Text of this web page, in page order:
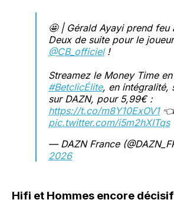
🤩 | Gérald Ayayi prend feu
Deux de suite pour le
@CB_officiel!
Streamez le Money Time en
#BetclicÉlite, en intégralité,
sur DAZN, pour 5,99€ :
https://t.co/m8Y10ExOV1👈
pic.twitter.com/i5m2hXITqs
— DAZN France
2026
Hifi et Hommes encore